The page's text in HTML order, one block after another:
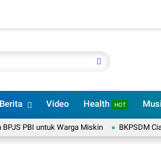
Berita Video Health HOT
untuk Warga Miskin BKPSDM Cianjur